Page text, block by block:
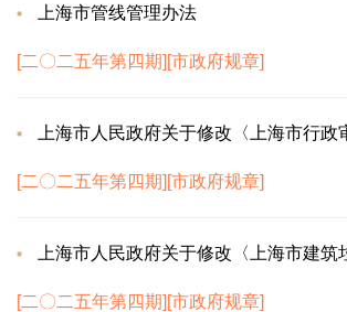
上海市管线管理办法
[二〇二五年第四期][市政府规章]
[二〇二五年第四期][市政府规章]
[二〇二五年第四期][市政府规章]